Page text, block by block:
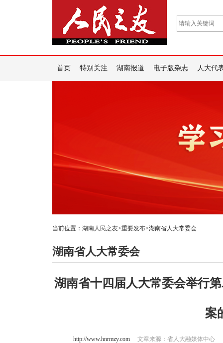
首页 特别关注 湖南报道 电子版杂志 人大代
当前位置： 湖南人民之友>重要发布>湖南省人大常委会
湖南省人大常委会
湖南省十四届人大常委会举行
案
http://www.hnrmzy.com文章来源：省人大融媒体中心